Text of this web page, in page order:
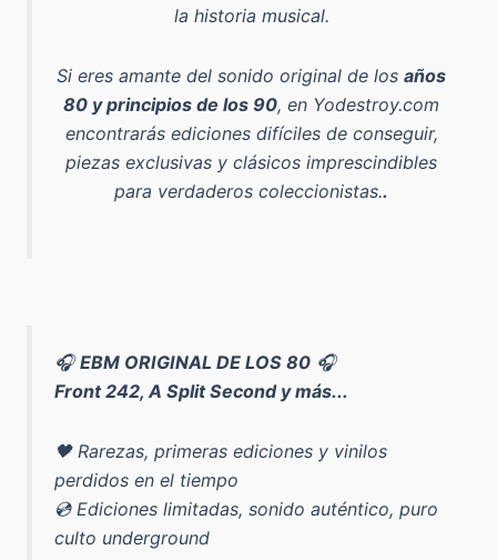
la historia musical.
Si eres amante del sonido original de los años
80 y principios de los 90, en Yodestroy.com
encontrarás ediciones difíciles de conseguir,
piezas exclusivas y clásicos imprescindibles
para verdaderos coleccionistas..
🎧EBM ORIGINAL DE LOS 80 🎧
Front 242, A Split Second y más...
🖤 Rarezas, primeras ediciones y vinilos
perdidos en el tiempo
💿 Ediciones limitadas, sonido auténtico, puro
culto underground